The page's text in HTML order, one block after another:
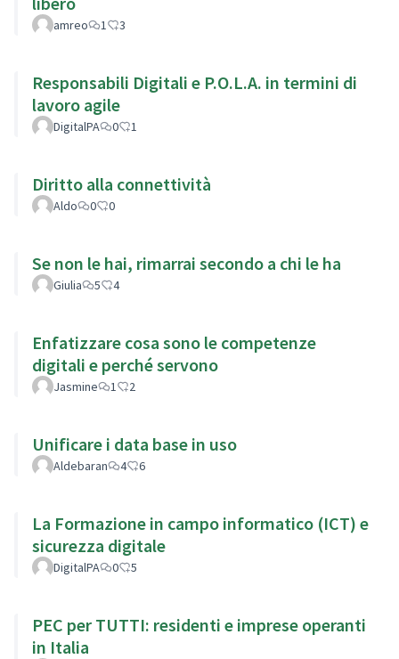
amreo 1 3
Responsabili Digitali e P.O.L.A. in termini di
lavoro agile
DigitalPA 0 1
Diritto alla connettività
Aldo 0 0
Se non le hai, rimarrai secondo a chi le ha
Giulia 5 4
Enfatizzare cosa sono le competenze
digitali e perché servono
Jasmine 1 2
Unificare i data base in uso
Aldebaran 4 6
La Formazione in campo informatico (ICT) e
sicurezza digitale
DigitalPA 0 5
PEC per TUTTI: residenti e imprese operanti
in Italia